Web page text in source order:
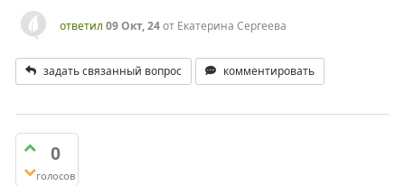
ответил 09 Окт, 24от Екатерина Сергеева
задать связанный вопрос комментировать
0
голосов